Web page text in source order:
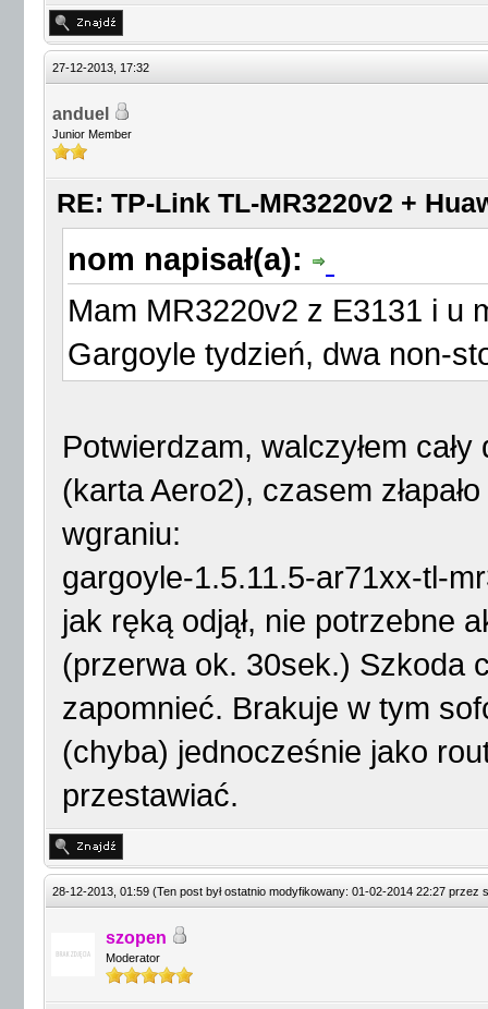
27-12-2013, 17:32
anduel
Junior Member
RE: TP-Link TL-MR3220v2 +
nom napisał(a):
Mam MR3220v2 z E3131 i u
Gargoyle tydzień, dwa non-
Potwierdzam, walczyłem
(karta Aero2), czasem
wgraniu:
gargoyle-1.5.11.5-ar71xx-tl-
jak ręką odjął, nie potrzebne
(przerwa ok. 30sek.) Szkoda
zapomnieć. Brakuje w tym
(chyba) jednocześnie jako
przestawiać.
28-12-2013, 01:59 (Ten post był ostatnio modyfikowany: 01-02-2014 22:27 przez
szopen
Moderator